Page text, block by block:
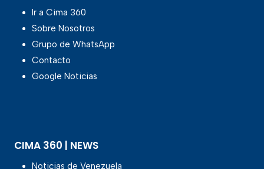
Ir a Cima 360
Sobre Nosotros
Grupo de WhatsApp
Contacto
Google Noticias
CIMA 360 | NEWS
Noticias de Venezuela